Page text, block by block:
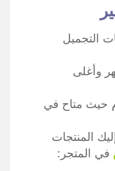
التجميل
وأغلى
حيث متاح في
المنتجات
في المتجر: